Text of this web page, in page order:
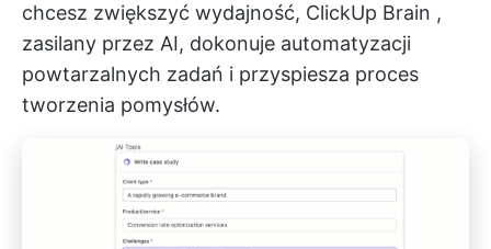
chcesz zwiększyć wydajność, ClickUp Brain ,
zasilany przez AI, dokonuje automatyzacji
powtarzalnych zadań i przyspiesza proces
tworzenia pomysłów.